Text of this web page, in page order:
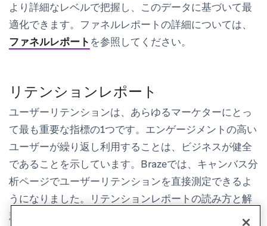
より詳細なレベルで把握し、このデータに基づいて最
適化できます。ファネルレポートの詳細については、
ファネルレポート を参照してください。
リテンションレポート
ユーザーリテンションは、あらゆるマーケターにとっ
て最も重要な指標の1つです。エンゲージメントの高い
ユーザーが繰り返し利用することは、ビジネスが健全
であることを示しています。Brazeでは、 キャンバス分
析ページでユーザーリテンションを直接測定できるよ
うになりました。リテンションレポートの読み方と解
釈方法の詳細については、
を参